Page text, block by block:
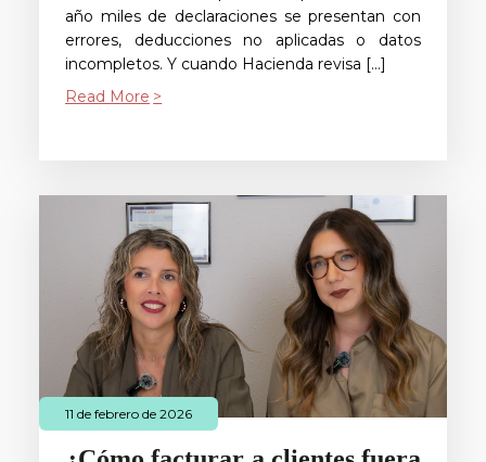
año miles de declaraciones se presentan con
errores, deducciones no aplicadas o datos
incompletos. Y cuando Hacienda revisa […]
Read More
11 de febrero de 2026